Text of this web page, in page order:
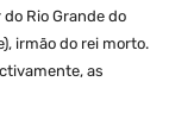
Rio Grande do
irmão do rei morto.
as